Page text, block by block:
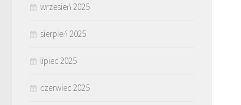
wrzesień 2025
sierpień 2025
lipiec 2025
czerwiec 2025